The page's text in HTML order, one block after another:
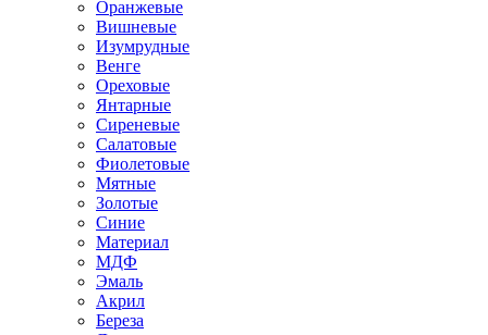
Оранжевые
Вишневые
Изумрудные
Венге
Ореховые
Янтарные
Сиреневые
Салатовые
Фиолетовые
Мятные
Золотые
Синие
Материал
МДФ
Эмаль
Акрил
Береза